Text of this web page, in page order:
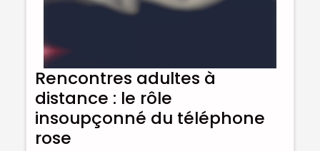
Rencontres adultes à
distance : le rôle
insoupçonné du téléphone
rose